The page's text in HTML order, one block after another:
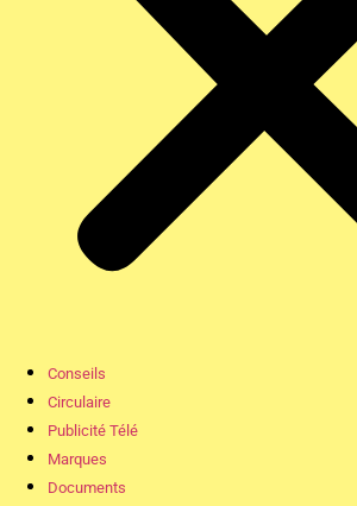
Conseils
Circulaire
Publicité Télé
Marques
Documents